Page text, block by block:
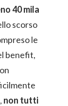
40 mila
scorso
le
benefit,
non tutti